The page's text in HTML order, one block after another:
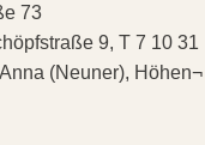
73
9, T 7 10 31
(Neuner), Höhen¬